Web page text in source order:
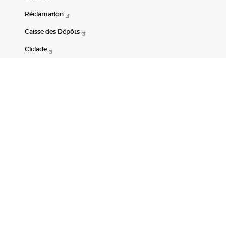
Réclamation
Caisse des Dépôts
Ciclade